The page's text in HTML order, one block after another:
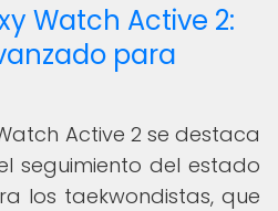
Watch Active 2:
para
Active 2 se destaca
seguimiento del estado
los taekwondistas, que